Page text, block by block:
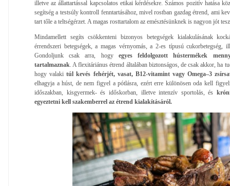
illetve az állattartással kapcsolatos etikai kérdésekre. Számos pozitív hatása
segítség a testsúly kontroll fenntartásához, mivel rostban gazdag étrend, ami
tart tőle a teltségérzet. A magas rosttartalom az emésztésünknek is nagyon jót
Mindamellett segíts csökkenteni bizonyos betegségek kialakulásának
érrendszeri betegségek, a magas vérnyomás, a 2-es típusú cukorbetegség,
Gondoljunk csak arra, hogy egyes feldolgozott hústermékek
tartalmaznak . A flexitáriánus étrend általában biztonságos, de csak akkor, ha
hogy valakitúl kevés fehérjét, vasat, B12-vitamint vagy Omega–3
elhagyja a húst, de nem figyel a pótlásra, ezért erre különösen oda kell
időszakban, kisgyermek- és időskorban, illetve intenzív sportolás, és
egyeztetni kell szakemberrel az étrend kialakításáról.